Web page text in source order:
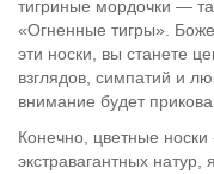
тигриные мордочки —
«Огненные тигры».
эти носки, вы станете
взглядов, симпатий и
внимание будет
Конечно, цветные
экстравагантных